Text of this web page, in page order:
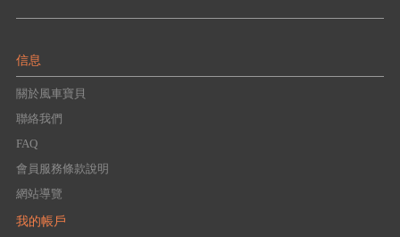
信息
關於風車寶貝
聯絡我們
FAQ
會員服務條款說明
網站導覽
我的帳戶